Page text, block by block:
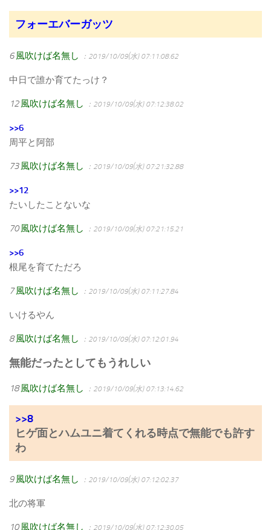
フォーエバーガッツ
6 風吹けば名無し ：2019/10/09(水) 07:11:08.62
中日で誰か育てたっけ？
12 風吹けば名無し ：2019/10/09(水) 07:12:38.02
>>6
周平と阿部
73 風吹けば名無し ：2019/10/09(水) 07:21:32.88
>>12
たいしたことないな
70 風吹けば名無し ：2019/10/09(水) 07:21:15.21
>>6
根尾を育てただろ
7 風吹けば名無し ：2019/10/09(水) 07:11:27.84
いけるやん
8 風吹けば名無し ：2019/10/09(水) 07:12:01.94
無能だったとしてもうれしい
18 風吹けば名無し ：2019/10/09(水) 07:13:14.62
>>8
ヒゲ面とハムユニ着てくれる時点で無能でも許す
わ
9 風吹けば名無し ：2019/10/09(水) 07:12:02.37
北の将軍
10 風吹けば名無し ：2019/10/09(水) 07:12:30.05